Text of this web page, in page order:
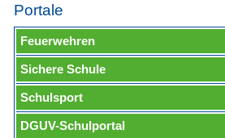
Portale
Feuerwehren
Sichere Schule
Schulsport
DGUV-Schulportal